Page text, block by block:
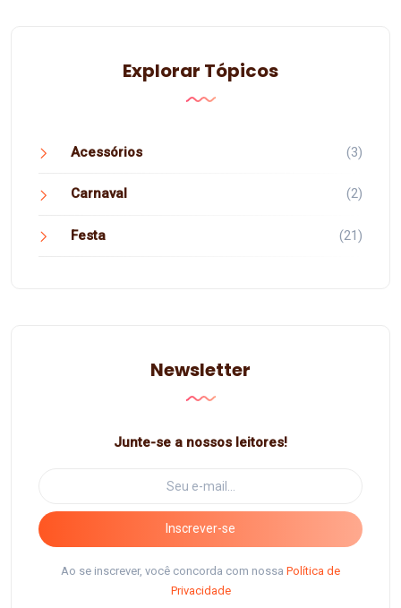
Explorar Tópicos
Acessórios (3)
Carnaval (2)
Festa (21)
Newsletter
Junte-se a nossos leitores!
Inscrever-se
Ao se inscrever, você concorda com nossa Política de
Privacidade